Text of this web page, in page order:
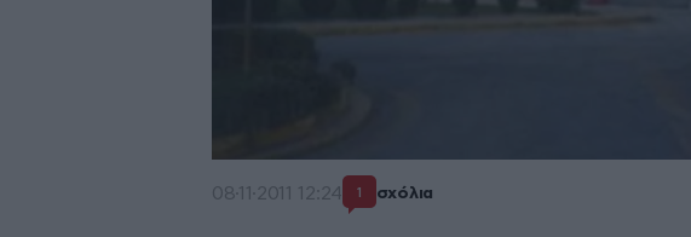
08·11·2011 12:24 1 σχόλια